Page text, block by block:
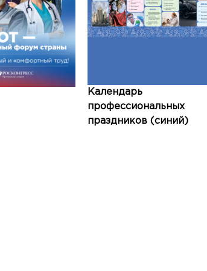
Календарь
профессиональных
праздников (синий)